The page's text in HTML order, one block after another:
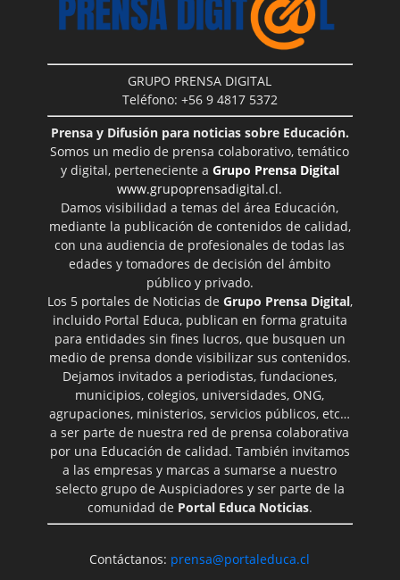
GRUPO PRENSA DIGITAL
Teléfono: +56 9 4817 5372
Prensa y Difusión para noticias sobre Educación.
Somos un medio de prensa colaborativo, temático
y digital, perteneciente a Grupo Prensa Digital
www.grupoprensadigital.cl.
Damos visibilidad a temas del área Educación,
mediante la publicación de contenidos de calidad,
con una audiencia de profesionales de todas las
edades y tomadores de decisión del ámbito
público y privado.
Los 5 portales de Noticias de Grupo Prensa Digital,
incluido Portal Educa, publican en forma gratuita
para entidades sin fines lucros, que busquen un
medio de prensa donde visibilizar sus contenidos.
Dejamos invitados a periodistas, fundaciones,
municipios, colegios, universidades, ONG,
agrupaciones, ministerios, servicios públicos, etc…
a ser parte de nuestra red de prensa colaborativa
por una Educación de calidad. También invitamos
a las empresas y marcas a sumarse a nuestro
selecto grupo de Auspiciadores y ser parte de la
comunidad de Portal Educa Noticias.
Contáctanos: prensa@portaleduca.cl